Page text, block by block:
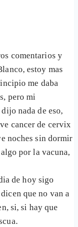
comentarios y
estoy mas
me daba
pero mi
nada de eso,
cancer de cervix
noches sin dormir
por la vacuna,
de hoy sigo
que no van a
si, si hay que